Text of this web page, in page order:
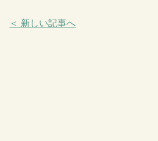
＜ 新しい記事へ